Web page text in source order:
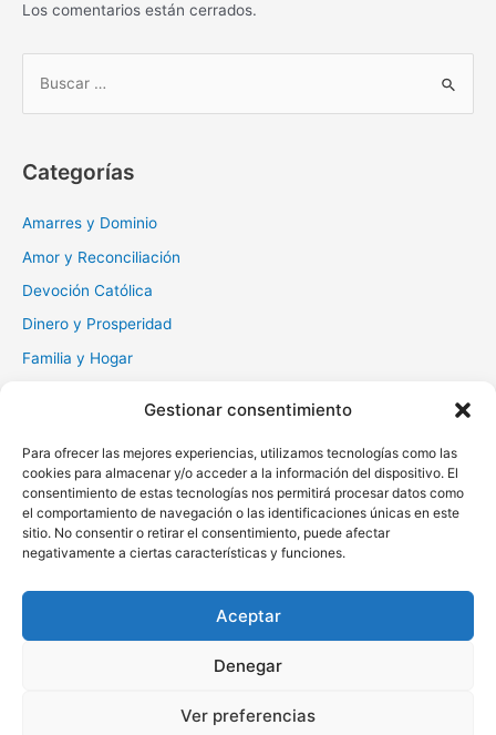
Gestionar consentimiento
Para ofrecer las mejores experiencias, utilizamos tecnologías como las
cookies para almacenar y/o acceder a la información del dispositivo. El
consentimiento de estas tecnologías nos permitirá procesar datos como
el comportamiento de navegación o las identificaciones únicas en este
sitio. No consentir o retirar el consentimiento, puede afectar
negativamente a ciertas características y funciones.
Aceptar
Denegar
Ver preferencias
Los comentarios están cerrados.
r
Categorías
Amarres y Dominio
Amor y Reconciliación
Devoción Católica
Dinero y Prosperidad
Familia y Hogar
Muerte y Difuntos
Oraciones Diarias
Otras
Protección y Liberación
Salud y Sanación
WordPress